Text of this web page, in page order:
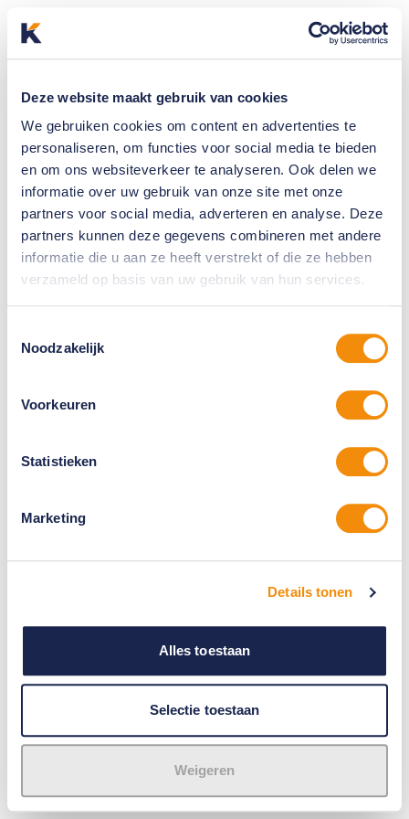
Deze website maakt gebruik van cookies
We gebruiken cookies om content en advertenties te
personaliseren, om functies voor social media te bieden
en om ons websiteverkeer te analyseren. Ook delen we
informatie over uw gebruik van onze site met onze
partners voor social media, adverteren en analyse. Deze
partners kunnen deze gegevens combineren met andere
informatie die u aan ze heeft verstrekt of die ze hebben
verzameld op basis van uw gebruik van hun services.
Noodzakelijk
Voorkeuren
Statistieken
Marketing
Details tonen
Alles toestaan
Selectie toestaan
Weigeren